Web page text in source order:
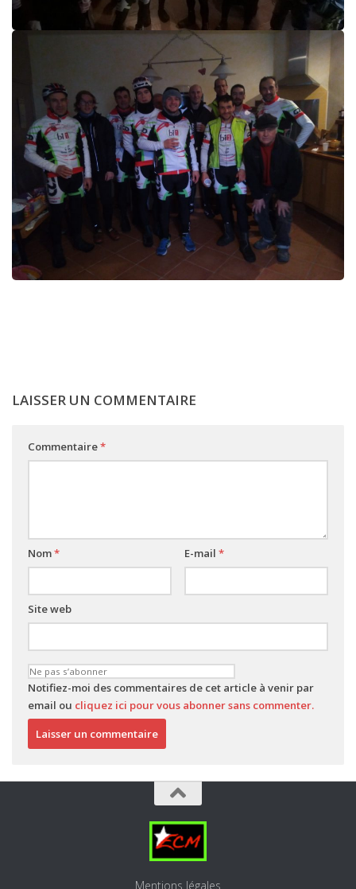
LAISSER UN COMMENTAIRE
Commentaire*
Nom* E-mail *
Site web
Notifiez-moi des commentaires de cet article à venir par
email ou cliquez ici pour vous abonner sans commenter.
Mentions légales